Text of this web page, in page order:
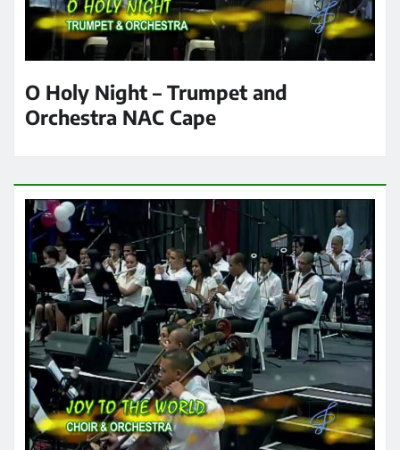
O Holy Night – Trumpet and
Orchestra NAC Cape